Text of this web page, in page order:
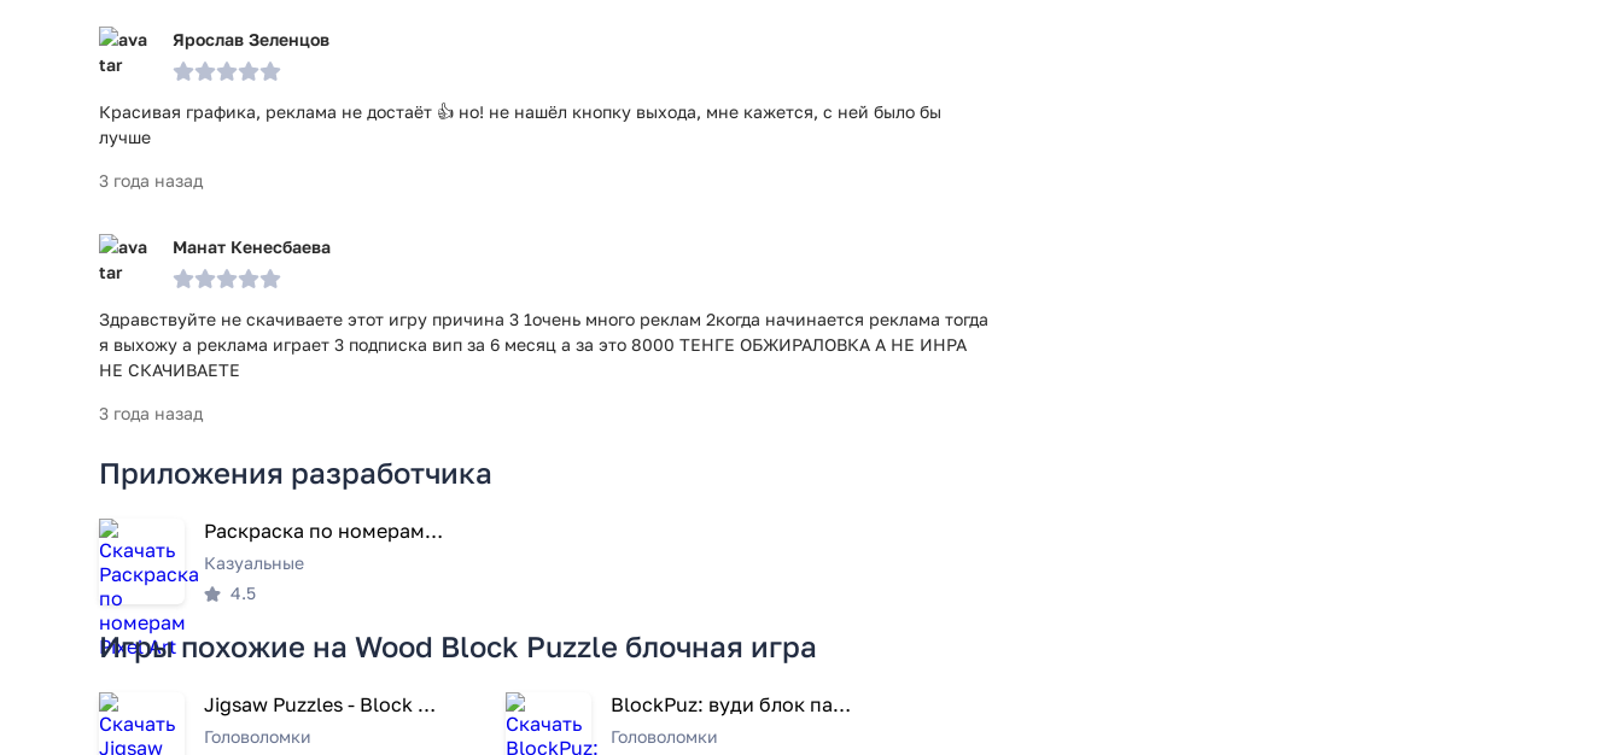
Ярослав Зеленцов
Красивая графика, реклама не достаёт 👍 но! не нашёл кнопку выхода, мне кажется, с ней было бы
лучше
3 года назад
Манат Кенесбаева
Здравствуйте не скачиваете этот игру причина 3 1очень много реклам 2когда начинается реклама тогда
я выхожу а реклама играет 3 подписка вип за 6 месяц а за это 8000 ТЕНГЕ ОБЖИРАЛОВКА А НЕ ИНРА
НЕ СКАЧИВАЕТЕ
3 года назад
Приложения разработчика
Раскраска по номерам Pixel Art
Казуальные
4.5
Игры похожие на Wood Block Puzzle блочная игра
Jigsaw Puzzles - Block Puzzle
Головоломки
BlockPuz: вуди блок пазл
Головоломки